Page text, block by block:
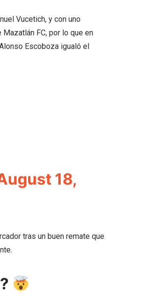
Vucetich, y con uno
FC, por lo que en
Escoboza igualó el
18,
tras un buen remate que